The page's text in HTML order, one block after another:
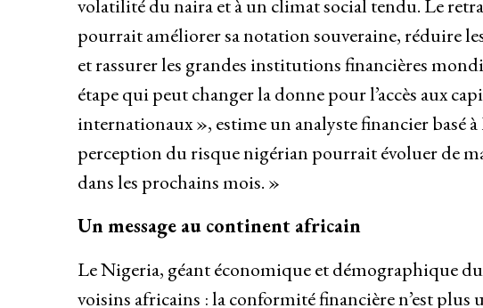
volatilité du naira et à un climat social tendu. Le
pourrait améliorer sa notation souveraine, réduire
et rassurer les grandes institutions financières
étape qui peut changer la donne pour l’accès aux
internationaux », estime un analyste financier basé à
perception du risque nigérian pourrait évoluer de
dans les prochains mois. »
Un message au continent africain
Le Nigeria, géant économique et démographique
voisins africains : la conformité financière n’est